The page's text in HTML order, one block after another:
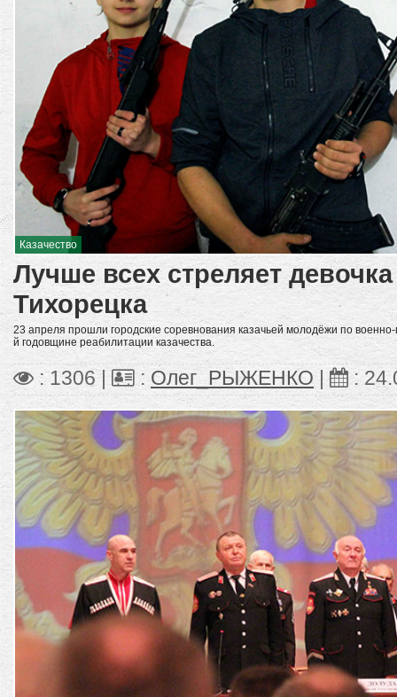
Казачество
Лучше всех стреляет
Тихорецка
23 апреля прошли городские соревнования казачьей молодёжи по
й годовщине реабилитации казачества.
: 1306 | : Олег_РЫЖЕНКО :